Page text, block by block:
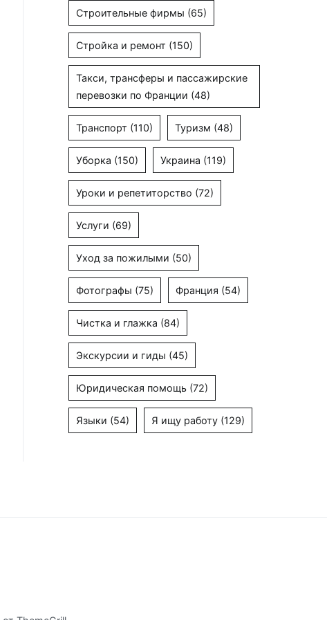
Строительные фирмы (65)
Стройка и ремонт (150)
Такси, трансферы и пассажирские
перевозки по Франции (48)
Транспорт (110) Туризм (48)
Уборка (150) Украина (119)
Уроки и репетиторство (72)
Услуги (69)
Уход за пожилыми (50)
Фотографы (75) Франция (54)
Чистка и глажка (84)
Экскурсии и гиды (45)
Юридическая помощь (72)
Языки (54) Я ищу работу (129)